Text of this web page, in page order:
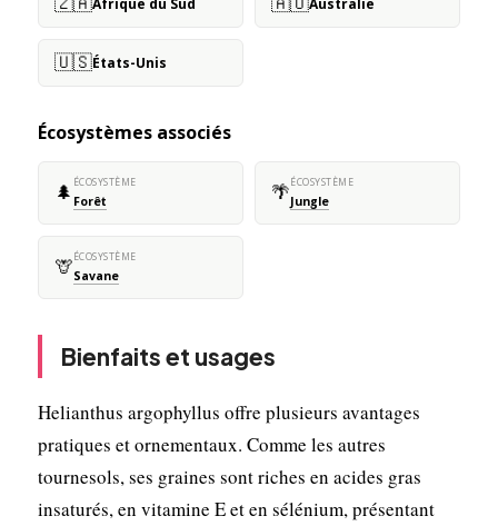
Afrique du Sud Australie
🇺🇸États-Unis
Écosystèmes associés
🌲 ÉCOSYSTÈME
Forêt 🌴ÉCOSYSTÈME
Jungle
🦒ÉCOSYSTÈME
Savane
Bienfaits et usages
Helianthus argophyllus offre plusieurs avantages
pratiques et ornementaux. Comme les autres
tournesols, ses graines sont riches en acides gras
insaturés, en vitamine E et en sélénium, présentant